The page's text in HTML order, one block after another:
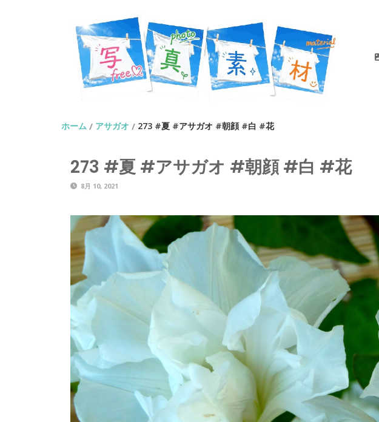
ホーム / アサガオ / 273 #夏 #アサガオ #朝顔 #白 #花
273 #夏 #アサガオ #朝顔 #白 #花
8月 10, 2021